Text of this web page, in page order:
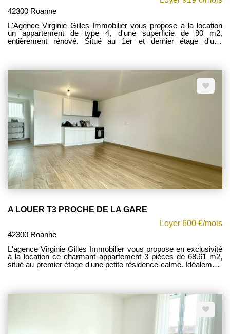
42300 Roanne
L'Agence Virginie Gilles Immobilier vous propose à la location
un appartement de type 4, d'une superficie de 90 m2,
entièrement rénové. Situé au 1er et dernier étage d'une
trois chambres dont deux avec rangement, cellier, une salle
réversible. Disponible au 01/07/2026. Les charges mensuels
d'un montant de 70 EUR comprennent : Entretien pompe à
chaleur, consommation d'eau froide, entretien des communs
avec régularisation annuelle. Possibilité place de parking 30
EUR/mois. Contactez votre conseillère Mylène FOREST au
0677419573 Etat des risques et pollutions. Les informations sur
les risques auxuels ce bien est exposé sont disponibles sur le
site : www.georisques.gouv.fr
A LOUER T3 PROCHE DE LA GARE
Loyer 600 €/mois
42300 Roanne
L'agence Virginie Gilles Immobilier vous propose en exclusivité
à la location ce charmant appartement 3 pièces de 68.61 m2,
situé au premier étage d'une petite résidence calme. Idéalement
(plaque de cuisson, hotte), deux chambres confortables, une
grande entrée ainsi que d'une salle d'eau et un WC. Disponible
de suite. Les charges mensuelles s'élèvent à 50 EUR, incluant
l'eau froide et l'entretien des parties communes (régularisation
annuelle). Pour plus d'informations ou pour planifier une visite,